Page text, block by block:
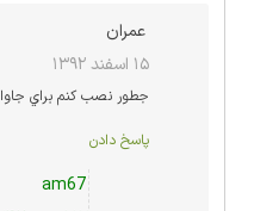
عمران
۱۵ اسفند ۱۳۹۲
جطور نصب كنم براي جاوا
پاسخ دادن
am67